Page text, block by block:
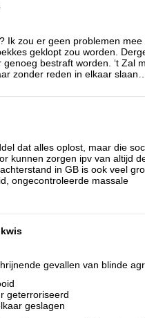
Ik zou er geen problemen
geklopt zou worden.
bestraft worden. ‘t Zal
zonder reden in elkaar
dat alles oplost, maar die
kunnen zorgen ipv van altijd
in GB is ook veel
ongecontroleerde massale
gevallen van blinde
geterroriseerd
geslagen